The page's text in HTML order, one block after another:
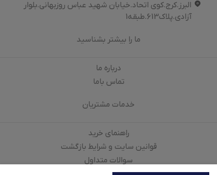
البرز.کرج.کوی اتحاد.خیابان شهید عباس روزبهانی.بلوار
آزادی.پلاک613.طبقه1
ما را بیشتر بشناسید
درباره‌ ما
تماس باما
خدمات مشتریان
راهنمای خرید
قوانین سایت و شرایط بازگشت
سوالات متداول